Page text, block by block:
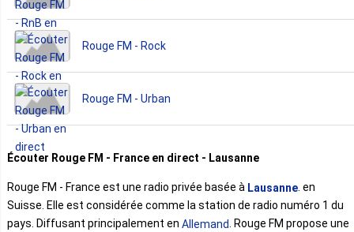
Rouge FM - Rock
Rouge FM - Urban
Écouter Rouge FM - France en direct - Lausanne
Rouge FM - France est une radio privée basée à Lausanne . en
Suisse. Elle est considérée comme la station de radio numéro 1 du
pays. Diffusant principalement en Allemand. Rouge FM propose une